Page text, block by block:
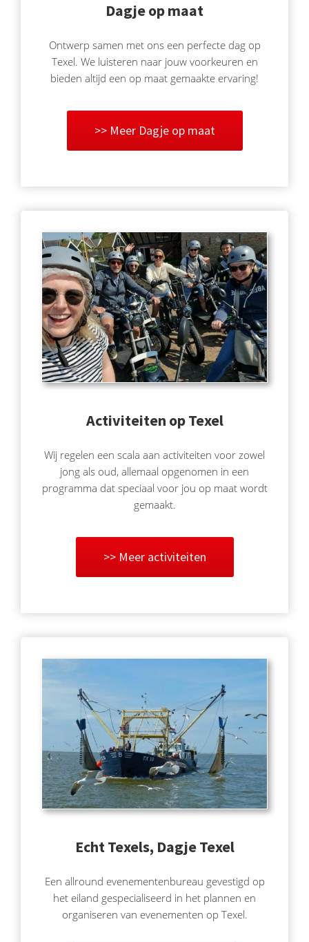
Dagje op maat
Ontwerp samen met ons een perfecte dag op
Texel. We luisteren naar jouw voorkeuren en
bieden altijd een op maat gemaakte ervaring!
>> Meer Dagje op maat
Activiteiten op Texel
Wij regelen een scala aan activiteiten voor zowel
jong als oud, allemaal opgenomen in een
programma dat speciaal voor jou op maat wordt
gemaakt.
>> Meer activiteiten
Echt Texels, Dagje Texel
Een allround evenementenbureau gevestigd op
het eiland gespecialiseerd in het plannen en
organiseren van evenementen op Texel.